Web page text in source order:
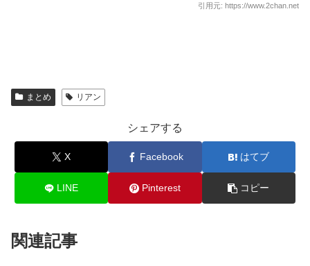
引用元: https://www.2chan.net
まとめ リアン
シェアする
X Facebook はてブ
LINE Pinterest コピー
関連記事